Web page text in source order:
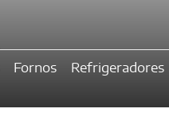
Fornos Refrigeradores